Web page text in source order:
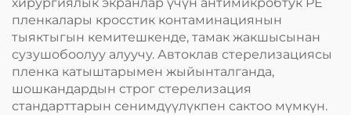
хирургиялык экранлар үчүн антимикробтук PE
пленкалары кросстик контаминациянын
тыяктыгын кемитешкенде, тамак жакшысынан
сузушобоолуу алуучу. Автоклав стерелизациясы
пленка катыштарымен жыйынталганда,
шошкандардын строг стерелизация
стандарттарын сенимдүүлүкпен сактоо мүмкүн.